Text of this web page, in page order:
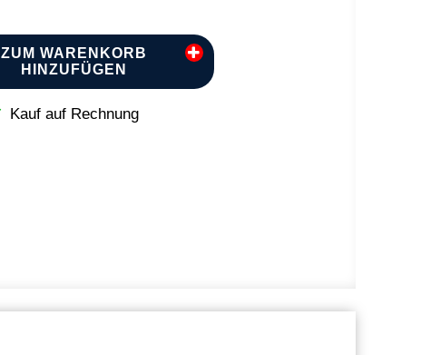
ZUM WARENKORB
HINZUFÜGEN
Kauf auf Rechnung